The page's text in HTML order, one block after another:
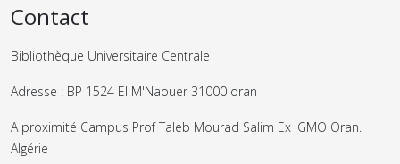
Contact
Bibliothèque Universitaire Centrale
Adresse : BP 1524 El M'Naouer 31000 oran
A proximité Campus Prof Taleb Mourad Salim Ex IGMO Oran.
Algérie